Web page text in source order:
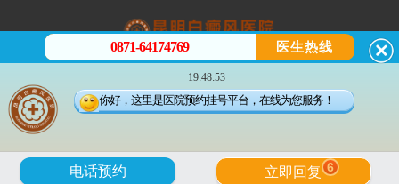
昆明白癜风医院
昆明市五华区护国路2号
版权所有：昆明白癜风医院
滇公安备 53010202000563号
0871-64174769 医生热线
19:48:53
你好，这里是医院预约挂号平台，在线为您服务！
电话预约 立即回复 6